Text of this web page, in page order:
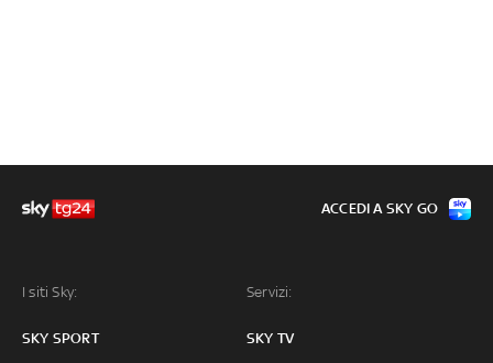
I siti Sky:
SKY SPORT
Servizi:
SKY TV
ACCEDI A SKY GO